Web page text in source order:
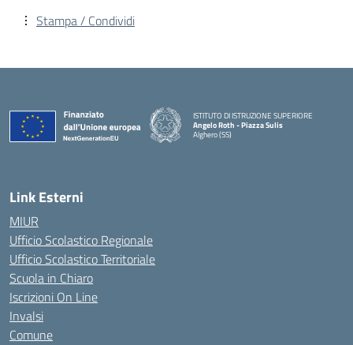
Stampa / Condividi
ISTITUTO DI ISTRUZIONE SUPERIORE
Angelo Roth - Piazza Sulis
Alghero (SS)
— Visita la pagina iniziale della scuola
Link Esterni
MIUR
Ufficio Scolastico Regionale
Ufficio Scolastico Territoriale
Scuola in Chiaro
Iscrizioni On Line
Invalsi
Comune